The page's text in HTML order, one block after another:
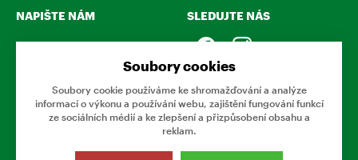
NAPIŠTE NÁM
Chcete nám něco sdělit o
našich produktech nebo e-
shopu? Neváhejte napsat.
CHCI NAPSAT ZPRÁVU
SLEDUJTE NÁS
Soubory cookies
Soubory cookie používáme ke shromažďování a analýze
informací o výkonu a používání webu, zajištění fungování funkcí
ze sociálních médií a ke zlepšení a přizpůsobení obsahu a
reklam.